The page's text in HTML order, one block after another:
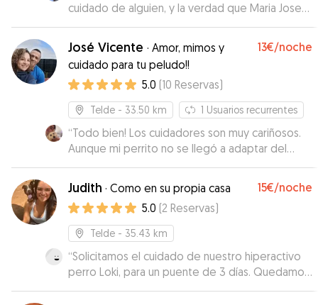
cuidado de alguien, y la verdad que Maria Jose
me transmitió mucha tranquilidad . Me mantenía
informada de como estaba cada día y mantuvo
su pelo en perfecto estado con su
correspondientes cepillado .Mi perrita ha
estado en buenas manos y seguiremos
contando con ella cuando la necesite . 100%
recomemdada.”
José Vicente · Amor, mimos y
cuidado para tu peludo!!
13€/noche
5.0 (10 Reservas)
Telde - 33.50 km 1 Usuarios recurrentes
“Todo bien! Los cuidadores son muy cariñosos.
Aunque mi perrito no se llegó a adaptar del
todo con los perros grandes.”
Judith · Como en su propia casa 15€/noche
5.0 (2 Reservas)
Telde - 35.43 km
“Solicitamos el cuidado de nuestro hiperactivo
perro Loki, para un puente de 3 días. Quedamos
encantados con los cuidados de Judith, siempre